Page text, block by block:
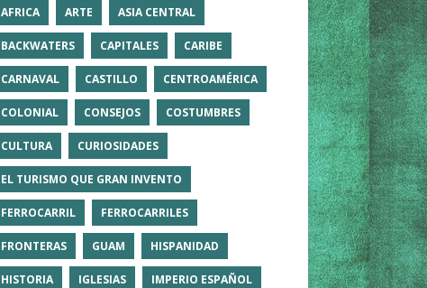
AFRICA ARTE ASIA CENTRAL
BACKWATERS CAPITALES CARIBE
CARNAVAL CASTILLO CENTROAMÉRICA
COLONIAL CONSEJOS COSTUMBRES
CULTURA CURIOSIDADES
EL TURISMO QUE GRAN INVENTO
FERROCARRIL FERROCARRILES
FRONTERAS GUAM HISPANIDAD
HISTORIA IGLESIAS IMPERIO ESPAÑOL